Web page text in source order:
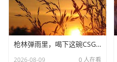
枪林弹雨里，喝下这碗CSGO鸡汤模组，从白给到翻盘的自我救赎-csgo鸡汤模组
2026-08-09 0 人在看